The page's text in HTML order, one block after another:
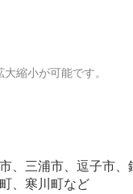
大縮小が可能です。
、三浦市、逗子市、
、寒川町など